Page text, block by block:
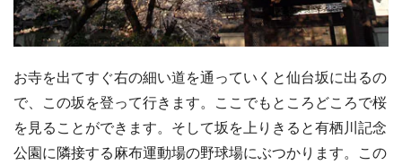
お寺を出てすぐ右の細い道を通っていくと仙台坂に出るの
で、この坂を登って行きます。ここでもところどころで桜
を見ることができます。そして坂を上りきると有栖川記念
公園に隣接する麻布運動場の野球場にぶつかります。この